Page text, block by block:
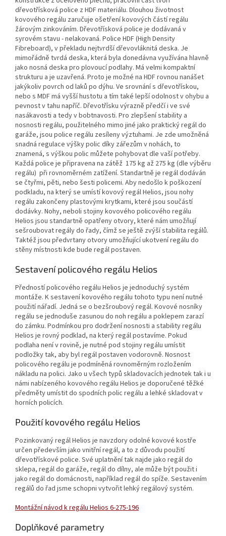
dřevotřísková police z HDF materiálu. Dlouhou životnost
kovového regálu zaručuje ošetření kovových částí regálu
žárovým zinkováním. Dřevotřísková police je dodávaná v
syrovém stavu - nelakovaná. Police HDF (High Density
Fibreboard), v překladu nejtvrdší dřevovláknitá deska. Je
mimořádně tvrdá deska, která byla donedávna využívána hlavně
jako nosná deska pro plovoucí podlahy. Má velmi kompaktní
strukturu a je uzavřená. Proto je možné na HDF rovnou nanášet
jakýkoliv povrch od laků po dýhu. Ve srovnání s dřevotřískou,
nebo s MDF má vyšší hustotu a tím také lepší odolnost v ohybu a
pevnost v tahu napříč. Dřevotřísku výrazně předčí i ve své
nasákavosti a tedy v bobtnavosti. Pro zlepšení stability a
nosnosti regálu, použitelného mimo jiné jako praktický regál do
garáže, jsou police regálu zesíleny výztuhami. Je zde umožněná
snadná regulace výšky polic díky zářezům v nohách, to
znamená, s výškou polic můžete pohybovat dle vaší potřeby.
Každá police je připravena na zátěž 175 kg až 275 kg (dle výběru
regálu) při rovnoměrném zatížení. Standartně je regál dodáván
se čtyřmi, pěti, nebo šesti policemi. Aby nedošlo k poškození
podkladu, na který se umístí kovový regál Helios, jsou nohy
regálu zakončeny plastovými krytkami, které jsou součástí
dodávky. Nohy, neboli stojiny kovového policového regálu
Helios jsou standartně opatřeny otvory, které nám umožňují
sešroubovat regály do řady, čímž se ještě zvýší stabilita regálů.
Taktéž jsou předvrtany otvory umožňující ukotvení regálu do
stěny místnosti kde bude regál postaven.
Sestavení policového regálu Helios
Předností policového regálu Helios je jednoduchý systém
montáže. K sestavení kovového regálu tohoto typu není nutné
použití nářadí. Jedná se o bezšroubový regál. Kovové nosníky
regálu se jednoduše zasunou do noh regálu a poklepem zarazí
do zámku. Podmínkou pro dodržení nosnosti a stability regálu
Helios je rovný podklad, na který regál postavíme. Pokud
podlaha není v rovině, je nutné pod stojiny regálu umístit
podložky tak, aby byl regál postaven vodorovně. Nosnost
policového regálu je podmíněná rovnoměrným rozložením
nákladu na polici. Jako u všech typů skladovacích jednotek tak i u
námi nabízeného kovového regálu Helios je doporučené těžké
předměty umístit do spodních polic regálu a lehké skladovat v
horních policích.
Použití kovového regálu Helios
Pozinkovaný regál Helios je navzdory odolné kovové kostře
určen především jako vnitřní regál, a to z důvodu použití
dřevotřískové police. Své uplatnění tak najde jako regál do
sklepa, regál do garáže, regál do dílny, ale může být použit i
jako regál do domácnosti, například regál do spíže. Sestavením
regálů do řad jsme schopni vytvořit lehký regálový systém.
Montážní návod k regálu Helios 6-275-196
Doplňkové parametry